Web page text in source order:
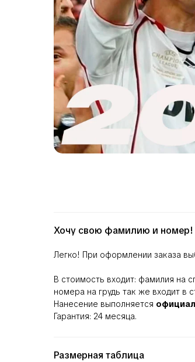
Хочу свою фамилию и номер!
Легко! При оформлении заказа
В стоимость входит: фамилия на
номера на грудь так же входит в
Нанесение выполняется
Гарантия: 24 месяца.
Размерная таблица